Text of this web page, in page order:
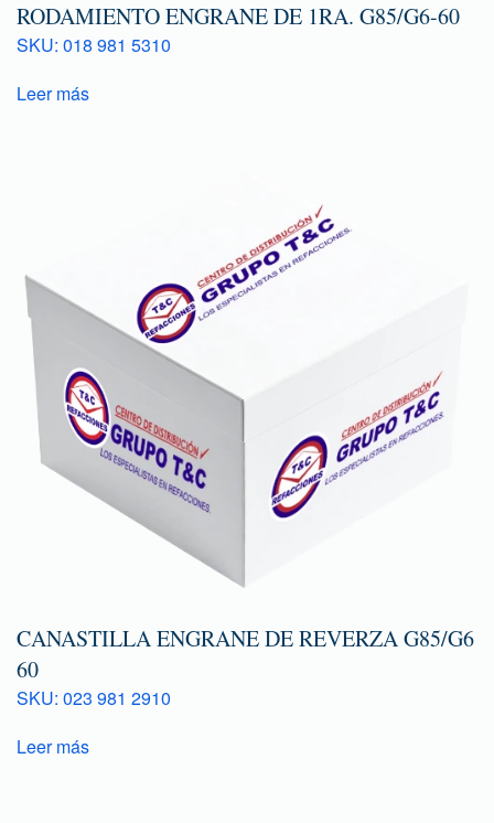
RODAMIENTO ENGRANE DE 1RA. G85/G6-60
SKU: 018 981 5310
Leer más
CANASTILLA ENGRANE DE REVERZA G85/G6
60
SKU: 023 981 2910
Leer más